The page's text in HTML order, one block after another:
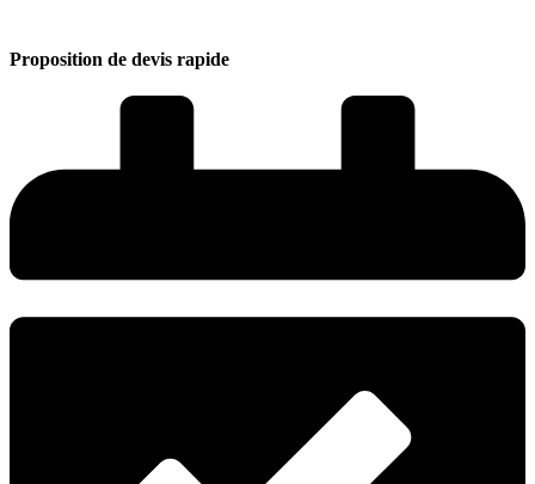
Proposition de devis rapide